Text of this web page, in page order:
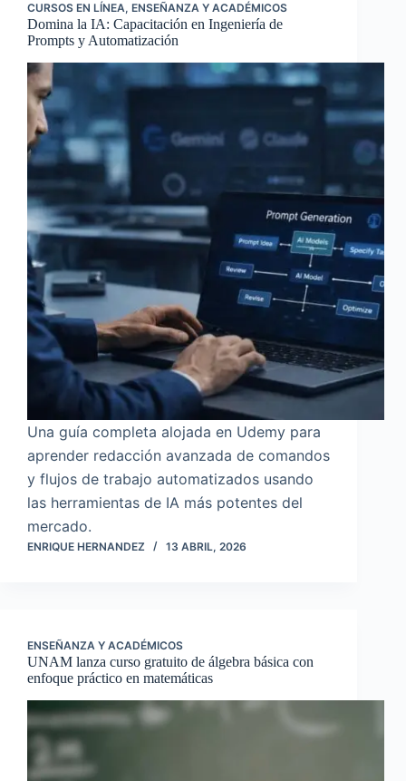
CURSOS EN LÍNEA, ENSEÑANZA Y ACADÉMICOS
Domina la IA: Capacitación en Ingeniería de
Prompts y Automatización
Una guía completa alojada en Udemy para
aprender redacción avanzada de comandos
y flujos de trabajo automatizados usando
las herramientas de IA más potentes del
mercado.
ENRIQUE HERNANDEZ 13 ABRIL, 2026
ENSEÑANZA Y ACADÉMICOS
UNAM lanza curso gratuito de álgebra básica con
enfoque práctico en matemáticas